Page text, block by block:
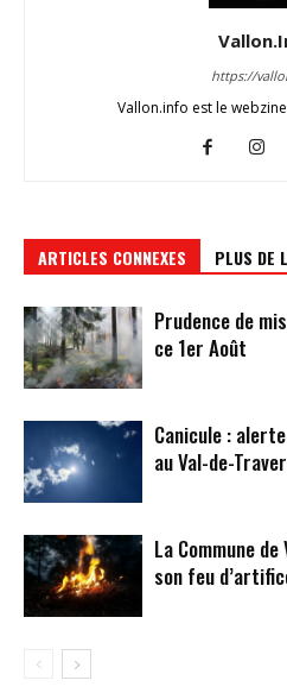
https://
Vallon.info est le
ARTICLES CONNEXES PLUS DE
Prudence de
ce 1er Août
Canicule :
au Val-de-
La Commune
son feu